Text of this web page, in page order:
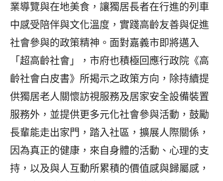
業導覽與在地美食，讓獨居長者在行進的列車
中感受陪伴與文化溫度，實踐高齡友善與促進
社會參與的政策精神。面對嘉義市即將邁入
「超高齡社會」，市府也積極回應行政院《高
齡社會白皮書》所揭示之政策方向，除持續提
供獨居老人關懷訪視服務及居家安全設備裝置
服務外，並提供更多元化社會參與活動，鼓勵
長輩能走出家門，踏入社區，擴展人際關係，
因為真正的健康，來自身體的活動、心理的支
持，以及與人互動所累積的價值感與歸屬感，